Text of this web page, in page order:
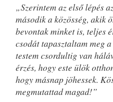
„Szerintem az első lépés
második a közösség, akik
bevontak minket is, teljes
csodát tapasztaltam meg a
testem csordultig van
érzés, hogy este ülök
hogy másnap jöhessek.
megmutattad magad!”